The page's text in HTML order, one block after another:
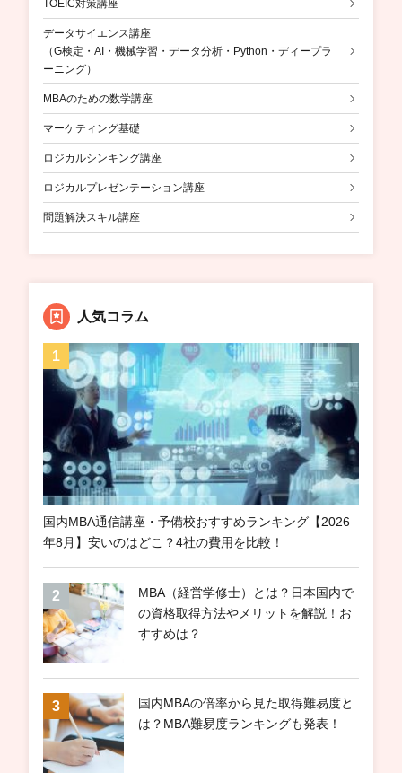
TOEIC対策講座
データサイエンス講座
（G検定・AI・機械学習・データ分析・Python・ディープラ
ーニング）
MBAのための数学講座
マーケティング基礎
ロジカルシンキング講座
ロジカルプレゼンテーション講座
問題解決スキル講座
人気コラム
国内MBA通信講座・予備校おすすめランキング【2026
年8月】安いのはどこ？4社の費用を比較！
MBA（経営学修士）とは？日本国内で
の資格取得方法やメリットを解説！お
すすめは？
国内MBAの倍率から見た取得難易度と
は？MBA難易度ランキングも発表！